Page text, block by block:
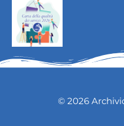
© 2026